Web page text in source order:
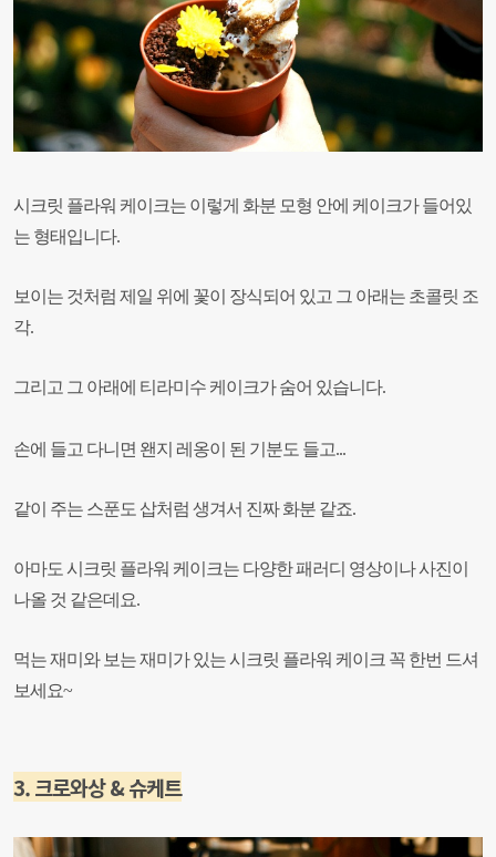
시크릿 플라워 케이크는 이렇게 화분 모형 안에 케이크가 들어있
는 형태입니다.
보이는 것처럼 제일 위에 꽃이 장식되어 있고 그 아래는 초콜릿 조
각.
그리고 그 아래에 티라미수 케이크가 숨어 있습니다.
손에 들고 다니면 왠지 레옹이 된 기분도 들고...
같이 주는 스푼도 삽처럼 생겨서 진짜 화분 같죠.
아마도 시크릿 플라워 케이크는 다양한 패러디 영상이나 사진이
나올 것 같은데요.
먹는 재미와 보는 재미가 있는 시크릿 플라워 케이크 꼭 한번 드셔
보세요~
3. 크로와상 & 슈케트